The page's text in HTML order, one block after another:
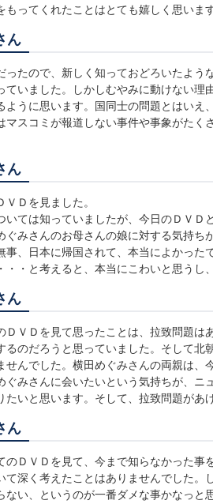
もってくれたことはとても嬉しく思いま
ん
ったので、新しく知っておどろいたよ
ていました。しかしむやみに動けない
ように思います。国同士の問題とはい
マスコミが報道しない事件や事象がた
ん
Ｄを見ました。
いては知っていましたが、今日のＤＶ
ぐみさんのお母さんの娘に対する気持
事、日本に帰国されて、本当によかっ
・・と考えると、本当にこわいと思うし
ん
ＤＶＤを見て思ったことは、拉致問題
るのだろうと思っていました。そして
せんでした。横田めぐみさんの両親は
ぐみさんに会いたいという気持ちが、
たいと思います。そして、拉致問題が
ん
のＤＶＤを見て、今まで知らなかった事
て深く考えたことはありませんでした
ない、というのが一番ダメな事かなっと